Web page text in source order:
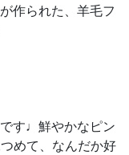
作られた、羊毛フ
す♩鮮やかなピン
めて、なんだか好